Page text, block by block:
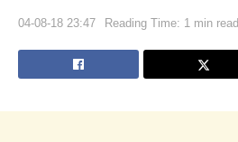
04-08-18 23:47 Reading Time: 1 min read